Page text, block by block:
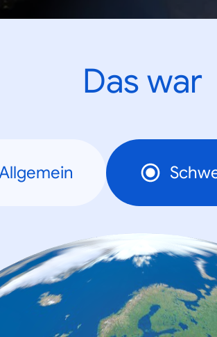
Das war